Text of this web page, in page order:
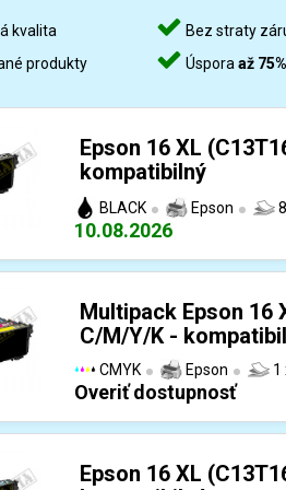
kvalita
produkty
Bez straty
Úsporaaž
Epson 16 XL
kompatibilný
BLACK Epson
10.08.2026
Multipack Epson 16
C/M/Y/K -
CMYK Epson 1
Overiť dostupnosť
Epson 16 XL